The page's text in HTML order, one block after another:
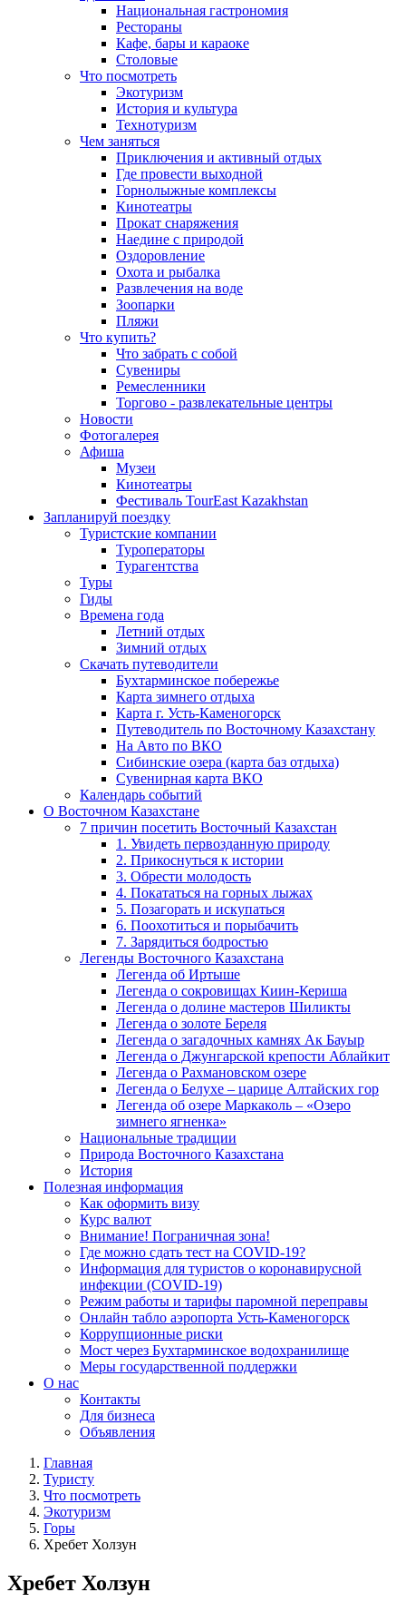
Национальная гастрономия
Рестораны
Кафе, бары и караоке
Столовые
Что посмотреть
Экотуризм
История и культура
Технотуризм
Чем заняться
Приключения и активный отдых
Где провести выходной
Горнолыжные комплексы
Кинотеатры
Прокат снаряжения
Наедине с природой
Оздоровление
Охота и рыбалка
Развлечения на воде
Зоопарки
Пляжи
Что купить?
Что забрать с собой
Сувениры
Ремесленники
Торгово - развлекательные центры
Новости
Фотогалерея
Афиша
Музеи
Кинотеатры
Фестиваль TourEast Kazakhstan
Запланируй поездку
Туристские компании
Туроператоры
Турагентства
Туры
Гиды
Времена года
Летний отдых
Зимний отдых
Скачать путеводители
Бухтарминское побережье
Карта зимнего отдыха
Карта г. Усть-Каменогорск
Путеводитель по Восточному Казахстану
На Авто по ВКО
Сибинские озера (карта баз отдыха)
Сувенирная карта ВКО
Календарь событий
О Восточном Казахстане
7 причин посетить Восточный Казахстан
1. Увидеть первозданную природу
2. Прикоснуться к истории
3. Обрести молодость
4. Покататься на горных лыжах
5. Позагорать и искупаться
6. Поохотиться и порыбачить
7. Зарядиться бодростью
Легенды Восточного Казахстана
Легенда об Иртыше
Легенда о сокровищах Киин-Кериша
Легенда о долине мастеров Шиликты
Легенда о золоте Береля
Легенда о загадочных камнях Ак Бауыр
Легенда о Джунгарской крепости Аблайкит
Легенда о Рахмановском озере
Легенда о Белухе – царице Алтайских гор
Легенда об озере Маркаколь – «Озеро
зимнего ягненка»
Национальные традиции
Природа Восточного Казахстана
История
Полезная информация
Как оформить визу
Курс валют
Внимание! Пограничная зона!
Где можно сдать тест на COVID-19?
Информация для туристов о коронавирусной
инфекции (COVID-19)
Режим работы и тарифы паромной переправы
Онлайн табло аэропорта Усть-Каменогорск
Коррупционные риски
Мост через Бухтарминское водохранилище
Меры государственной поддержки
О нас
Контакты
Для бизнеса
Объявления
Главная
Туристу
Что посмотреть
Экотуризм
Горы
Хребет Холзун
Хребет Холзун